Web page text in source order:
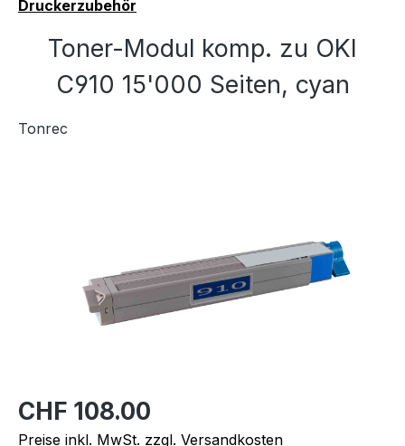
Druckerzubehör
Toner-Modul komp. zu OKI
C910 15'000 Seiten, cyan
Tonrec
CHF 108.00
Preise inkl. MwSt. zzgl. Versandkosten